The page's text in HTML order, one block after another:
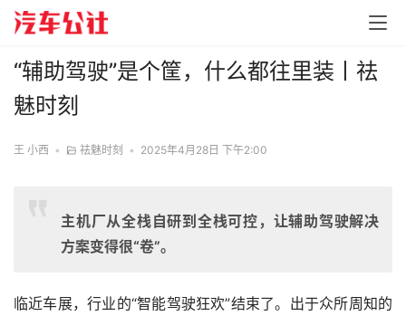
“辅助驾驶”是个筐，什么都往里装丨祛
魅时刻
王 小西 • 祛魅时刻 • 2025年4月28日 下午2:00
主机厂从全栈自研到全栈可控，让辅助驾驶解决
方案变得很“卷”。
临近车展，行业的“智能驾驶狂欢”结束了。出于众所周知的